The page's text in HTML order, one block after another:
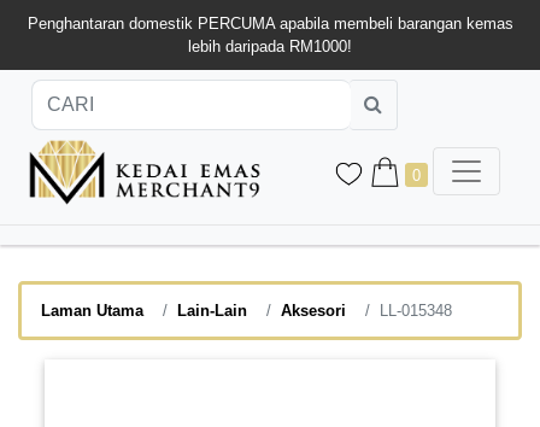
Penghantaran domestik PERCUMA apabila membeli barangan kemas
lebih daripada RM1000!
0
Laman Utama Lain-Lain Aksesori LL-015348